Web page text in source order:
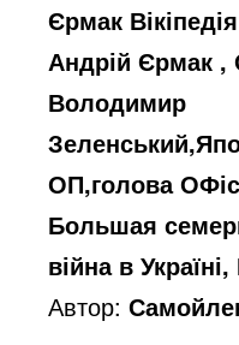
Єрмак
Андрій Єрмак ,
Володимир
ОП,голова
Большая
війна в
Автор: